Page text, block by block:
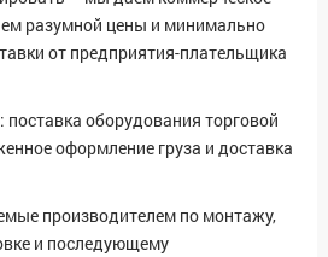
разумной цены и минимально
от предприятия-плательщика
оборудования торговой
оформление груза и доставка
производителем по монтажу,
и последующему